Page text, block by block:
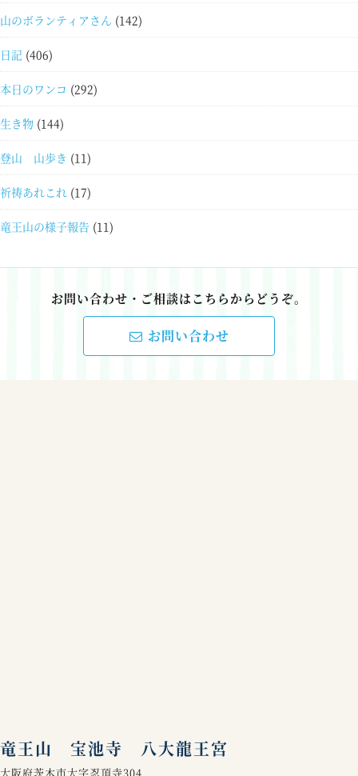
山のボランティアさん (142)
日記 (406)
本日のワンコ (292)
生き物 (144)
登山 山歩き (11)
祈祷あれこれ (17)
竜王山の様子報告 (11)
お問い合わせ・ご相談はこちらからどうぞ。
お問い合わせ
竜王山 宝池寺 八大龍王宮
大阪府茨木市大字忍頂寺304